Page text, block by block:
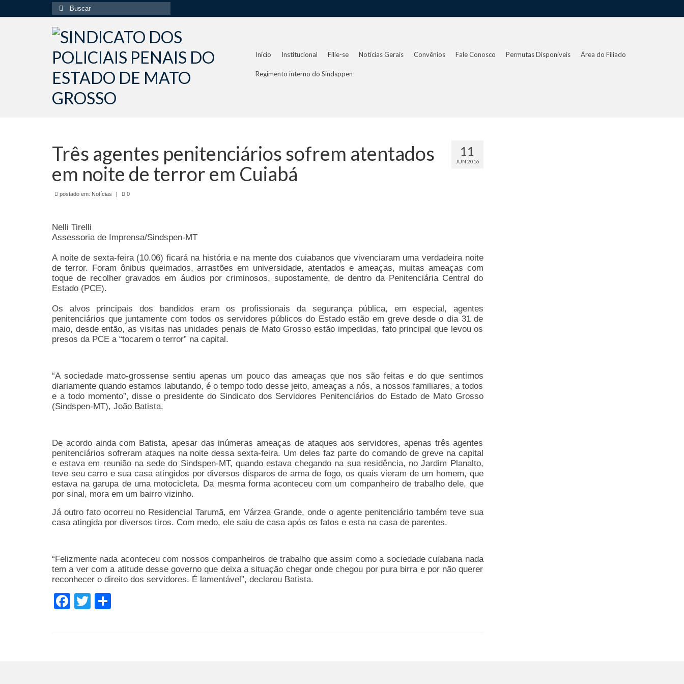
Buscar
por:
Início Institucional Filie-se Notícias Gerais Convênios Fale Conosco Permutas Disponíveis Área do Filiado
Regimento interno do Sindsppen
11
JUN 2016
Três agentes penitenciários sofrem atentados
em noite de terror em Cuiabá
postado em: Notícias | 0
Nelli Tirelli
Assessoria de Imprensa/Sindspen-MT
A noite de sexta-feira (10.06) ficará na história e na mente dos cuiabanos que vivenciaram uma verdadeira noite
de terror. Foram ônibus queimados, arrastões em universidade, atentados e ameaças, muitas ameaças com
toque de recolher gravados em áudios por criminosos, supostamente, de dentro da Penitenciária Central do
Estado (PCE).
Os alvos principais dos bandidos eram os profissionais da segurança pública, em especial, agentes
penitenciários que juntamente com todos os servidores públicos do Estado estão em greve desde o dia 31 de
maio, desde então, as visitas nas unidades penais de Mato Grosso estão impedidas, fato principal que levou os
presos da PCE a “tocarem o terror” na capital.
“A sociedade mato-grossense sentiu apenas um pouco das ameaças que nos são feitas e do que sentimos
diariamente quando estamos labutando, é o tempo todo desse jeito, ameaças a nós, a nossos familiares, a todos
e a todo momento”, disse o presidente do Sindicato dos Servidores Penitenciários do Estado de Mato Grosso
(Sindspen-MT), João Batista.
De acordo ainda com Batista, apesar das inúmeras ameaças de ataques aos servidores, apenas três agentes
penitenciários sofreram ataques na noite dessa sexta-feira. Um deles faz parte do comando de greve na capital
e estava em reunião na sede do Sindspen-MT, quando estava chegando na sua residência, no Jardim Planalto,
teve seu carro e sua casa atingidos por diversos disparos de arma de fogo, os quais vieram de um homem, que
estava na garupa de uma motocicleta. Da mesma forma aconteceu com um companheiro de trabalho dele, que
por sinal, mora em um bairro vizinho.
Já outro fato ocorreu no Residencial Tarumã, em Várzea Grande, onde o agente penitenciário também teve sua
casa atingida por diversos tiros. Com medo, ele saiu de casa após os fatos e esta na casa de parentes.
“Felizmente nada aconteceu com nossos companheiros de trabalho que assim como a sociedade cuiabana nada
tem a ver com a atitude desse governo que deixa a situação chegar onde chegou por pura birra e por não querer
reconhecer o direito dos servidores. É lamentável”, declarou Batista.
Facebook
Twitter